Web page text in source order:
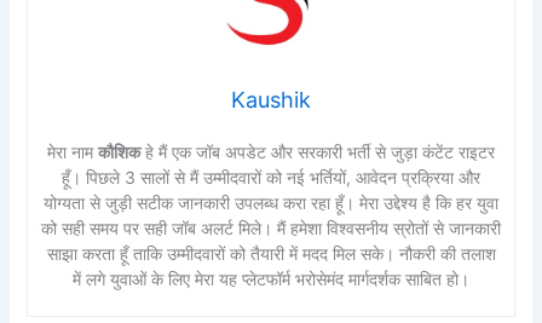
Kaushik
मेरा नामकौशिकहे मैं एक जॉब अपडेट और सरकारी भर्ती से जुड़ा कंटेंट राइटर
हूँ। पिछले 3 सालों से मैं उम्मीदवारों को नई भर्तियों, आवेदन प्रक्रिया और
योग्यता से जुड़ी सटीक जानकारी उपलब्ध करा रहा हूँ। मेरा उद्देश्य है कि हर युवा
को सही समय पर सही जॉब अलर्ट मिले। मैं हमेशा विश्वसनीय स्रोतों से जानकारी
साझा करता हूँ ताकि उम्मीदवारों को तैयारी में मदद मिल सके। नौकरी की तलाश
में लगे युवाओं के लिए मेरा यह प्लेटफॉर्म भरोसेमंद मार्गदर्शक साबित हो।